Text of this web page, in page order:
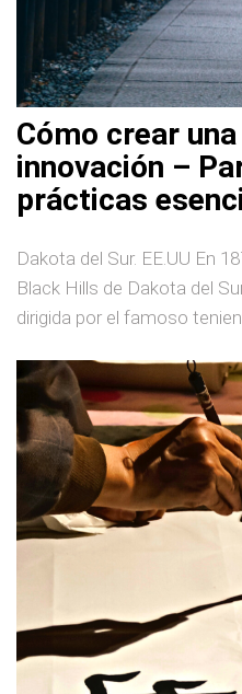
Cómo crear
innovación –
prácticas
Dakota del Sur. EE.UU En
Black Hills de Dakota del
dirigida por el famoso